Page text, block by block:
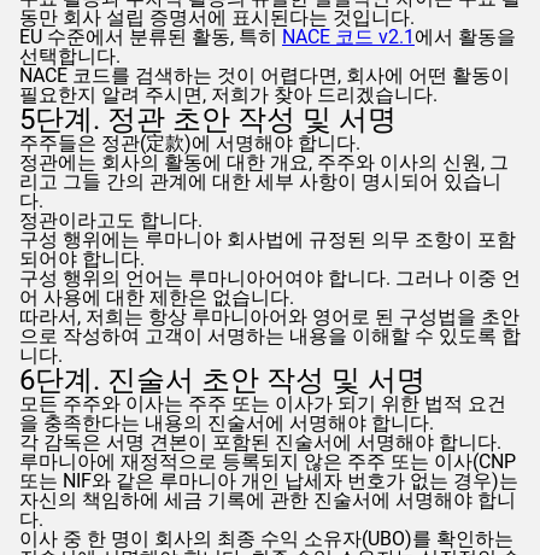
동만 회사 설립 증명서에 표시된다는 것입니다.
EU 수준에서 분류된 활동, 특히 NACE 코드 v2.1 에서 활동을
선택합니다.
NACE 코드를 검색하는 것이 어렵다면, 회사에 어떤 활동이
필요한지 알려 주시면, 저희가 찾아 드리겠습니다.
5단계. 정관 초안 작성 및 서명
주주들은 정관(定款)에 서명해야 합니다.
정관에는 회사의 활동에 대한 개요, 주주와 이사의 신원, 그
리고 그들 간의 관계에 대한 세부 사항이 명시되어 있습니
다.
정관이라고도 합니다.
구성 행위에는 루마니아 회사법에 규정된 의무 조항이 포함
되어야 합니다.
구성 행위의 언어는 루마니아어여야 합니다. 그러나 이중 언
어 사용에 대한 제한은 없습니다.
따라서, 저희는 항상 루마니아어와 영어로 된 구성법을 초안
으로 작성하여 고객이 서명하는 내용을 이해할 수 있도록 합
니다.
6단계. 진술서 초안 작성 및 서명
모든 주주와 이사는 주주 또는 이사가 되기 위한 법적 요건
을 충족한다는 내용의 진술서에 서명해야 합니다.
각 감독은 서명 견본이 포함된 진술서에 서명해야 합니다.
루마니아에 재정적으로 등록되지 않은 주주 또는 이사(CNP
또는 NIF와 같은 루마니아 개인 납세자 번호가 없는 경우)는
자신의 책임하에 세금 기록에 관한 진술서에 서명해야 합니
다.
이사 중 한 명이 회사의 최종 수익 소유자(UBO)를 확인하는